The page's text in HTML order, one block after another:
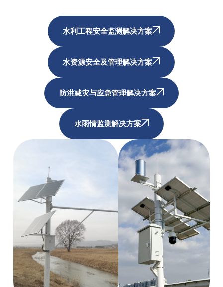
水利工程安全监测解决方案
水资源安全及管理解决方案
防洪减灾与应急管理解决方案
水雨情监测解决方案